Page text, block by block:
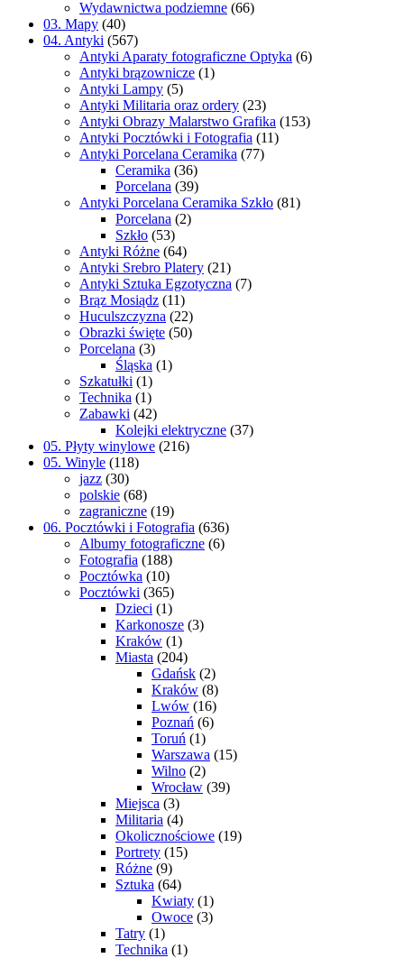
Wydawnictwa podziemne (66)
03. Mapy (40)
04. Antyki (567)
Antyki Aparaty fotograficzne Optyka (6)
Antyki brązownicze (1)
Antyki Lampy (5)
Antyki Militaria oraz ordery (23)
Antyki Obrazy Malarstwo Grafika (153)
Antyki Pocztówki i Fotografia (11)
Antyki Porcelana Ceramika (77)
Ceramika (36)
Porcelana (39)
Antyki Porcelana Ceramika Szkło (81)
Porcelana (2)
Szkło (53)
Antyki Różne (64)
Antyki Srebro Platery (21)
Antyki Sztuka Egzotyczna (7)
Brąz Mosiądz (11)
Huculszczyzna (22)
Obrazki święte (50)
Porcelana (3)
Śląska (1)
Szkatułki (1)
Technika (1)
Zabawki (42)
Kolejki elektryczne (37)
05. Płyty winylowe (216)
05. Winyle (118)
jazz (30)
polskie (68)
zagraniczne (19)
06. Pocztówki i Fotografia (636)
Albumy fotograficzne (6)
Fotografia (188)
Pocztówka (10)
Pocztówki (365)
Dzieci (1)
Karkonosze (3)
Kraków (1)
Miasta (204)
Gdańsk (2)
Kraków (8)
Lwów (16)
Poznań (6)
Toruń (1)
Warszawa (15)
Wilno (2)
Wrocław (39)
Miejsca (3)
Militaria (4)
Okolicznościowe (19)
Portrety (15)
Różne (9)
Sztuka (64)
Kwiaty (1)
Owoce (3)
Tatry (1)
Technika (1)